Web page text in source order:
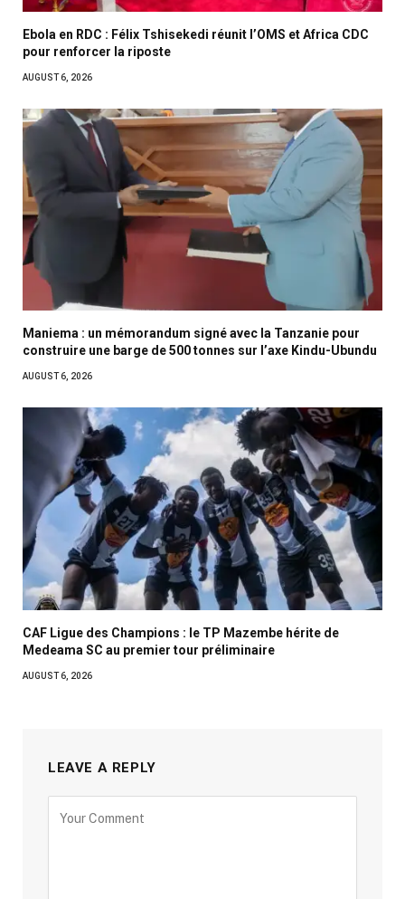
Ebola en RDC : Félix Tshisekedi réunit l’OMS et Africa CDC
pour renforcer la riposte
AUGUST 6, 2026
Maniema : un mémorandum signé avec la Tanzanie pour
construire une barge de 500 tonnes sur l’axe Kindu-Ubundu
AUGUST 6, 2026
CAF Ligue des Champions : le TP Mazembe hérite de
Medeama SC au premier tour préliminaire
AUGUST 6, 2026
LEAVE A REPLY